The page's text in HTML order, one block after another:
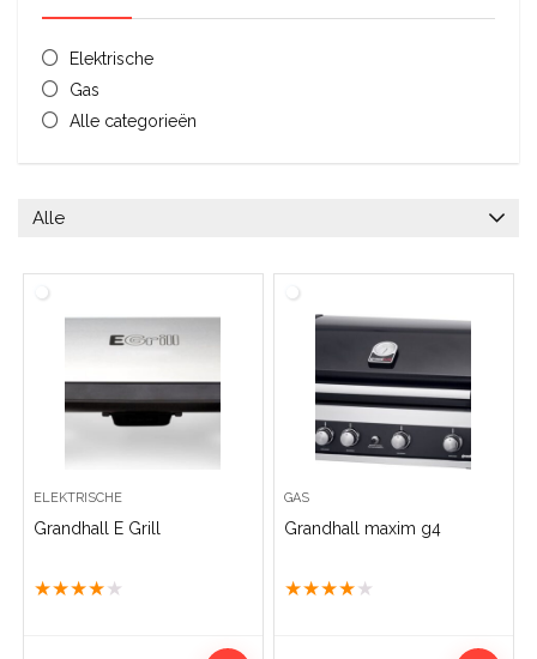
Elektrische
Gas
Alle categorieën
Alle
ELEKTRISCHE
Grandhall E Grill
★★★★ ★
GAS
Grandhall maxim g4
★★★★ ★